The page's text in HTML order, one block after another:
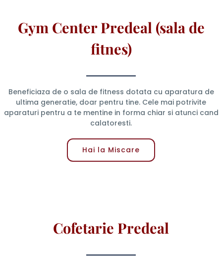
Gym Center Predeal (sala de
fitnes)
Beneficiaza de o sala de fitness dotata cu aparatura de
ultima generatie, doar pentru tine. Cele mai potrivite
aparaturi pentru a te mentine in forma chiar si atunci cand
calatoresti.
Hai la Miscare
Cofetarie Predeal